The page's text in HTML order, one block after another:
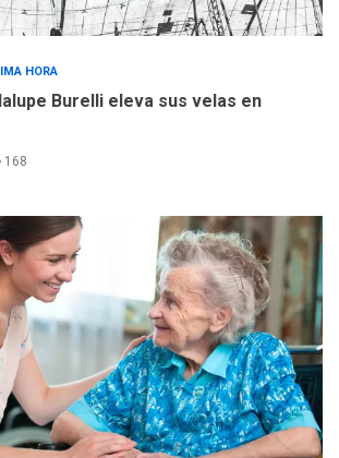
REGIONALES ÚLTIMA HORA
«Juan Bautista Arismendi» a
la altura de Macho Muerto
trabajan en diplomado para
creación y manejo de
estadísticas de turismo
HORA
Burelli eleva sus velas en
168